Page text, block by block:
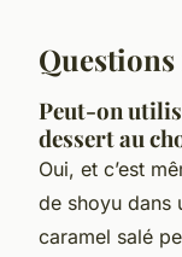
Peut-on
dessert au
Oui, et c’est
de shoyu dans
caramel salé